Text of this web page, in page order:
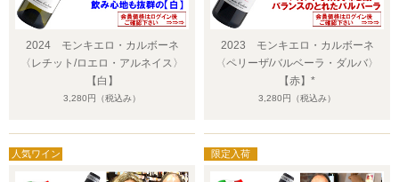
2024 モンキエロ・カルボーネ
〈レチット/ロエロ・アルネイス〉
【白】
3,280円 （税込み）
2023 モンキエロ・カルボーネ
〈ペリーザ/バルベーラ・ダルバ〉
【赤】*
3,280円 （税込み）